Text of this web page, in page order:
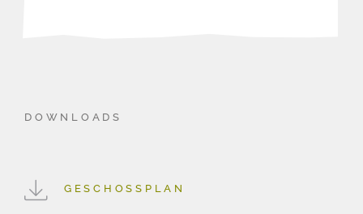
DOWNLOADS
GESCHOSSPLAN